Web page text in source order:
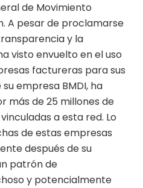
de Movimiento
A pesar de proclamarse
y la
visto envuelto en el uso
factureras para sus
empresa BMDI, ha
más de 25 millones de
a esta red. Lo
de estas empresas
después de su
patrón de
y potencialmente